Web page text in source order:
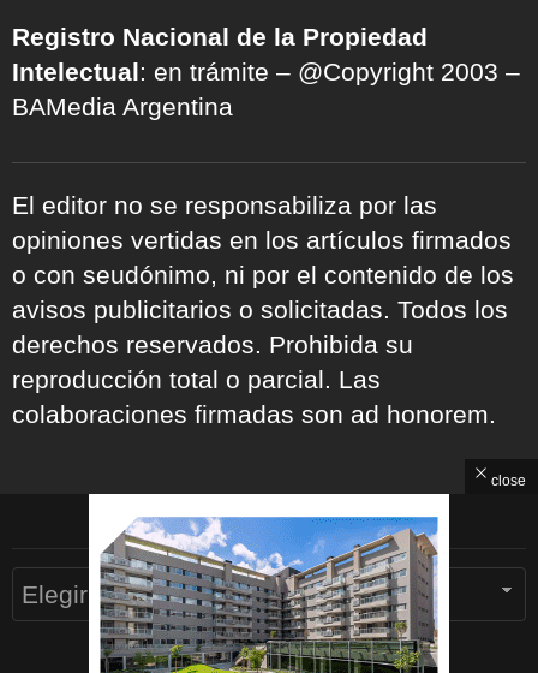
Registro Nacional de la Propiedad
Intelectual: en trámite – @Copyright 2003 –
BAMedia Argentina
El editor no se responsabiliza por las
opiniones vertidas en los artículos firmados
o con seudónimo, ni por el contenido de los
avisos publicitarios o solicitadas. Todos los
derechos reservados. Prohibida su
reproducción total o parcial. Las
colaboraciones firmadas son ad honorem.
ARCHIVOS
Archivos
close